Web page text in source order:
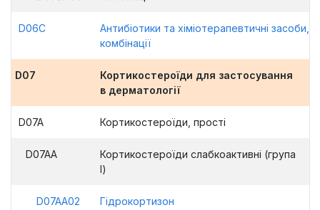
D06C
Антибіотики та хіміотерапевтичні засоби,
комбінації
D07
Кортикостероїди для застосування
в дерматології
D07A Кортикостероїди, прості
D07AA
Кортикостероїди слабкоактивні (група
І)
D07AA02 Гідрокортизон